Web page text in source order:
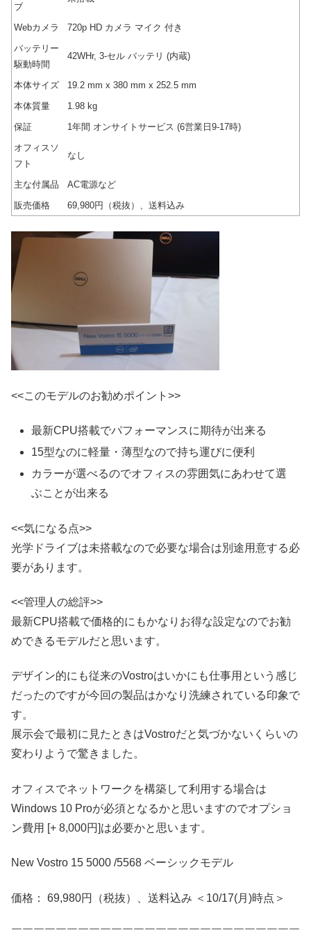
ブ
Webカメラ
720p HD カメラ マイク 付き
バッテリー
駆動時間
42WHr, 3-セル バッテリ (内蔵)
本体サイズ
19.2 mm x 380 mm x 252.5 mm
本体質量
1.98 kg
保証
1年間 オンサイトサービス (6営業日9-17時)
オフィスソ
フト
なし
主な付属品
AC電源など
販売価格
69,980円（税抜）、送料込み
<<このモデルのお勧めポイント>>
最新CPU搭載でパフォーマンスに期待が出来る
15型なのに軽量・薄型なので持ち運びに便利
カラーが選べるのでオフィスの雰囲気にあわせて選
ぶことが出来る
<<気になる点>>
光学ドライブは未搭載なので必要な場合は別途用意する必
要があります。
<<管理人の総評>>
最新CPU搭載で価格的にもかなりお得な設定なのでお勧
めできるモデルだと思います。
デザイン的にも従来のVostroはいかにも仕事用という感じ
だったのですが今回の製品はかなり洗練されている印象で
す。
展示会で最初に見たときはVostroだと気づかないくらいの
変わりようで驚きました。
オフィスでネットワークを構築して利用する場合は
Windows 10 Proが必須となるかと思いますのでオプショ
ン費用 [+ 8,000円]は必要かと思います。
New Vostro 15 5000 /5568 ベーシックモデル
価格： 69,980円（税抜）、送料込み ＜10/17(月)時点＞
￣￣￣￣￣￣￣￣￣￣￣￣￣￣￣￣￣￣￣￣￣￣￣￣￣￣